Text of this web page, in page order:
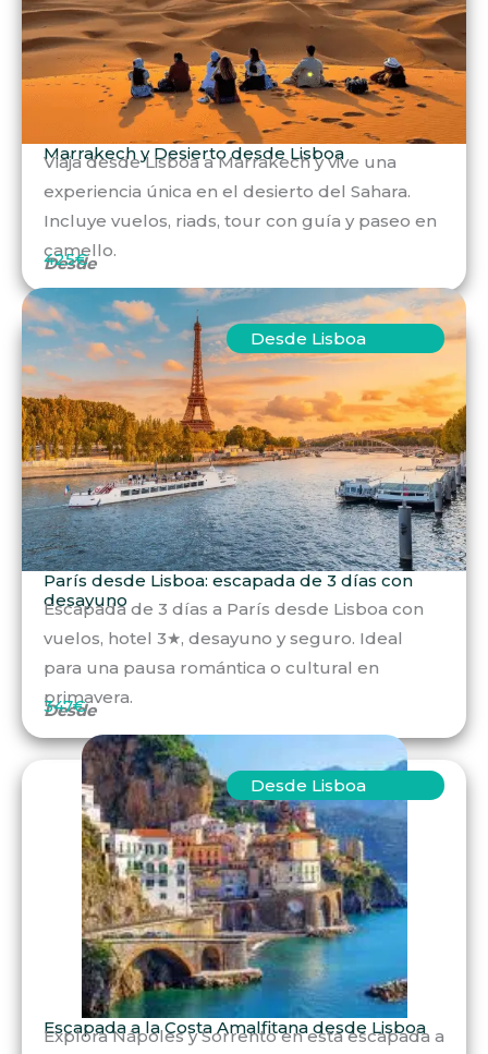
Marrakech y Desierto desde Lisboa
Viaja desde Lisboa a Marrakech y vive una
experiencia única en el desierto del Sahara.
Incluye vuelos, riads, tour con guía y paseo en
camello.
Desde
425€
Desde Lisboa
París desde Lisboa: escapada de 3 días con
desayuno
Escapada de 3 días a París desde Lisboa con
vuelos, hotel 3★, desayuno y seguro. Ideal
para una pausa romántica o cultural en
primavera.
Desde
347€
Desde Lisboa
Escapada a la Costa Amalfitana desde Lisboa
Explora Nápoles y Sorrento en esta escapada a